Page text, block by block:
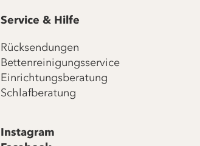
Service & Hilfe
Rücksendungen
Bettenreinigungsservice
Einrichtungsberatung
Schlafberatung
Instagram